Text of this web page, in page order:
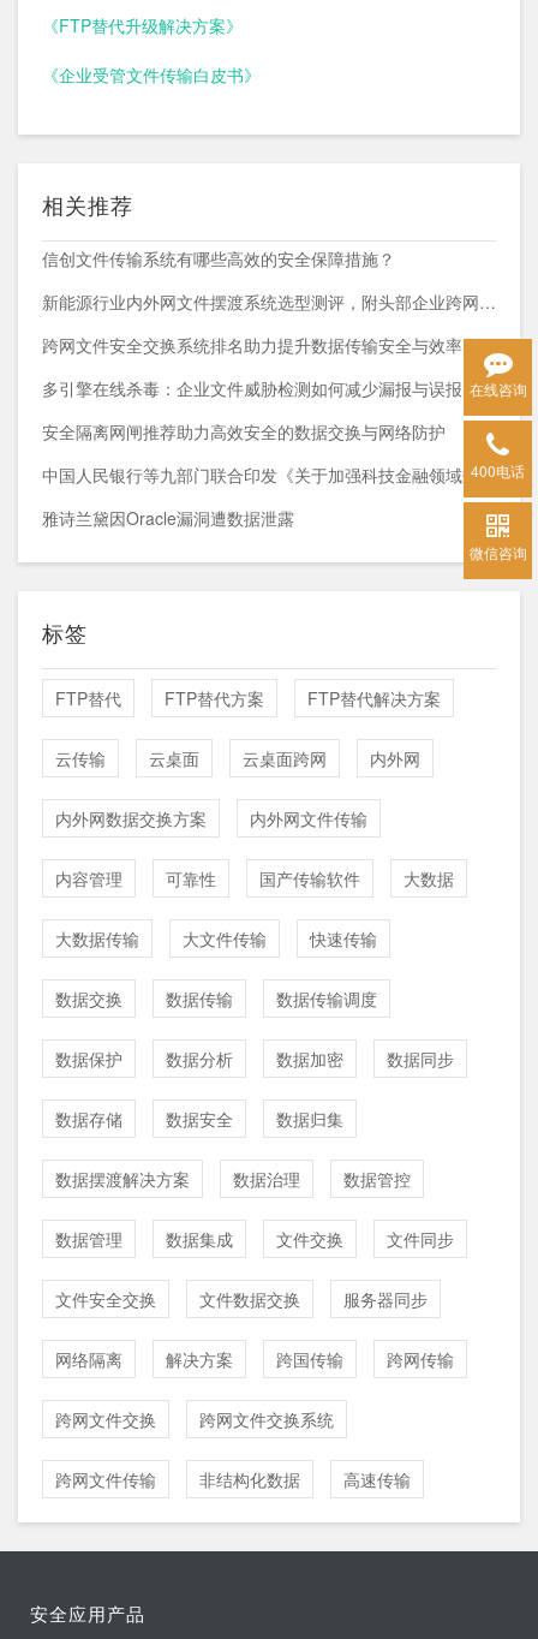
《FTP替代升级解决方案》
《企业受管文件传输白皮书》
相关推荐
信创文件传输系统有哪些高效的安全保障措施？
新能源行业内外网文件摆渡系统选型测评，附头部企业跨网部署案例
跨网文件安全交换系统排名助力提升数据传输安全与效率
多引擎在线杀毒：企业文件威胁检测如何减少漏报与误报？
安全隔离网闸推荐助力高效安全的数据交换与网络防护
中国人民银行等九部门联合印发《关于加强科技金融领域数据开发利用的通知》
雅诗兰黛因Oracle漏洞遭数据泄露
标签
FTP替代 FTP替代方案 FTP替代解决方案
云传输 云桌面 云桌面跨网 内外网
内外网数据交换方案 内外网文件传输
内容管理 可靠性 国产传输软件 大数据
大数据传输 大文件传输 快速传输
数据交换 数据传输 数据传输调度
数据保护 数据分析 数据加密 数据同步
数据存储 数据安全 数据归集
数据摆渡解决方案 数据治理 数据管控
数据管理 数据集成 文件交换 文件同步
文件安全交换 文件数据交换 服务器同步
网络隔离 解决方案 跨国传输 跨网传输
跨网文件交换 跨网文件交换系统
跨网文件传输 非结构化数据 高速传输
在线咨询
400电话
微信咨询
安全应用产品